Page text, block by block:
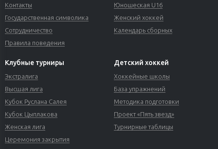
Контакты
Государственная символика
Сотрудничество
Правила поведения
Юношеская U16
Женский хоккей
Календарь сборных
Клубные турниры
Экстралига
Высшая лига
Кубок Руслана Салея
Кубок Цыплакова
Женская лига
Церемония закрытия
Детский хоккей
Хоккейные школы
База упражнений
Методика подготовки
Проект «Пять звезд»
Турнирные таблицы